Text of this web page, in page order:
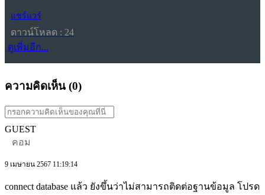
แชร์แวร์
ดาวน์โหลด : 24
ดูเพิ่มอีก...
ความคิดเห็น (0)
GUEST
คอม
9 เมษายน 2567 11:19:14
connect database แล้ว ยังขึ้นว่าไม่สามารถติดต่อฐานข้อมูล โปรด